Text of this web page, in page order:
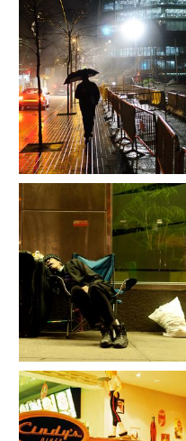
01_fran_simo_0028_GSC_2544_C
NX-justPictures-Street-
photography.es.jpg